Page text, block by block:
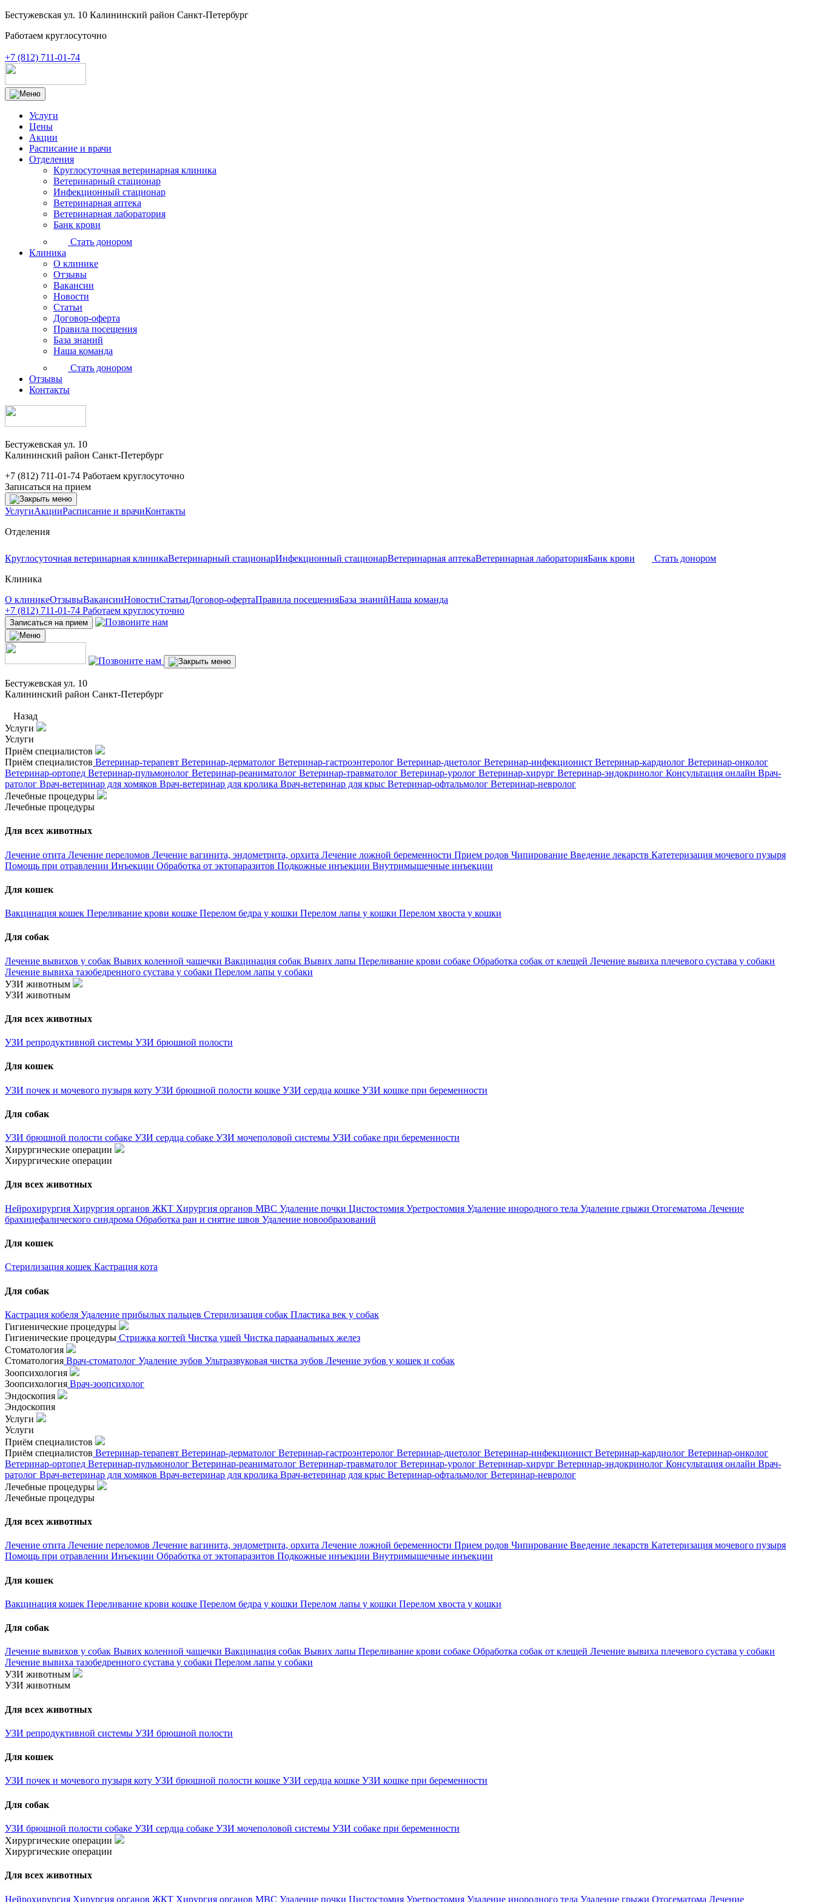
Бестужевская ул. 10 Калининский район Санкт-Петербург
Работаем круглосуточно
+7 (812) 711-01-74
Услуги
Цены
Акции
Расписание и врачи
Отделения
Круглосуточная ветеринарная клиника
Ветеринарный стационар
Инфекционный стационар
Ветеринарная аптека
Ветеринарная лаборатория
Банк крови
Стать донором
Клиника
О клинике
Отзывы
Вакансии
Новости
Статьи
Договор-оферта
Правила посещения
База знаний
Наша команда
Стать донором
Отзывы
Контакты
Бестужевская ул. 10
Калининский район Санкт-Петербург
+7 (812) 711-01-74 Работаем круглосуточно
Записаться на прием
УслугиАкцииРасписание и врачиКонтакты
Отделения
Круглосуточная ветеринарная клиникаВетеринарный стационарИнфекционный стационарВетеринарная аптекаВетеринарная лабораторияБанк крови
Стать донором
Клиника
О клиникеОтзывыВакансииНовостиСтатьиДоговор-офертаПравила посещенияБаза знанийНаша команда
+7 (812) 711-01-74 Работаем круглосуточно
Записаться на прием
Бестужевская ул. 10
Калининский район Санкт-Петербург
Назад
Услуги
Услуги
Приём специалистов
Приём специалистов Ветеринар-терапевт Ветеринар-дерматолог Ветеринар-гастроэнтеролог Ветеринар-диетолог Ветеринар-инфекционист Ветеринар-кардиолог Ветеринар-онколог
Ветеринар-ортопед Ветеринар-пульмонолог Ветеринар-реаниматолог Ветеринар-травматолог Ветеринар-уролог Ветеринар-хирург Ветеринар-эндокринолог Консультация онлайн Врач-
ратолог Врач-ветеринар для хомяков Врач-ветеринар для кролика Врач-ветеринар для крыс Ветеринар-офтальмолог Ветеринар-невролог
Лечебные процедуры
Лечебные процедуры
Для всех животных
Лечение отита Лечение переломов Лечение вагинита, эндометрита, орхита Лечение ложной беременности Прием родов Чипирование Введение лекарств Катетеризация мочевого пузыря
Помощь при отравлении Инъекции Обработка от эктопаразитов Подкожные инъекции Внутримышечные инъекции
Для кошек
Вакцинация кошек Переливание крови кошке Перелом бедра у кошки Перелом лапы у кошки Перелом хвоста у кошки
Для собак
Лечение вывихов у собак Вывих коленной чашечки Вакцинация собак Вывих лапы Переливание крови собаке Обработка собак от клещей Лечение вывиха плечевого сустава у собаки
Лечение вывиха тазобедренного сустава у собаки Перелом лапы у собаки
УЗИ животным
УЗИ животным
Для всех животных
УЗИ репродуктивной системы УЗИ брюшной полости
Для кошек
УЗИ почек и мочевого пузыря коту УЗИ брюшной полости кошке УЗИ сердца кошке УЗИ кошке при беременности
Для собак
УЗИ брюшной полости собаке УЗИ сердца собаке УЗИ мочеполовой системы УЗИ собаке при беременности
Хирургические операции
Хирургические операции
Для всех животных
Нейрохирургия Хирургия органов ЖКТ Хирургия органов МВС Удаление почки Цистостомия Уретростомия Удаление инородного тела Удаление грыжи Отогематома Лечение
брахицефалического синдрома Обработка ран и снятие швов Удаление новообразований
Для кошек
Стерилизация кошек Кастрация кота
Для собак
Кастрация кобеля Удаление прибылых пальцев Стерилизация собак Пластика век у собак
Гигиенические процедуры
Гигиенические процедуры Стрижка когтей Чистка ушей Чистка параанальных желез
Стоматология
Стоматология Врач-стоматолог Удаление зубов Ультразвуковая чистка зубов Лечение зубов у кошек и собак
Зоопсихология
Зоопсихология Врач-зоопсихолог
Эндоскопия
Эндоскопия
Услуги
Услуги
Приём специалистов
Приём специалистов Ветеринар-терапевт Ветеринар-дерматолог Ветеринар-гастроэнтеролог Ветеринар-диетолог Ветеринар-инфекционист Ветеринар-кардиолог Ветеринар-онколог
Ветеринар-ортопед Ветеринар-пульмонолог Ветеринар-реаниматолог Ветеринар-травматолог Ветеринар-уролог Ветеринар-хирург Ветеринар-эндокринолог Консультация онлайн Врач-
ратолог Врач-ветеринар для хомяков Врач-ветеринар для кролика Врач-ветеринар для крыс Ветеринар-офтальмолог Ветеринар-невролог
Лечебные процедуры
Лечебные процедуры
Для всех животных
Лечение отита Лечение переломов Лечение вагинита, эндометрита, орхита Лечение ложной беременности Прием родов Чипирование Введение лекарств Катетеризация мочевого пузыря
Помощь при отравлении Инъекции Обработка от эктопаразитов Подкожные инъекции Внутримышечные инъекции
Для кошек
Вакцинация кошек Переливание крови кошке Перелом бедра у кошки Перелом лапы у кошки Перелом хвоста у кошки
Для собак
Лечение вывихов у собак Вывих коленной чашечки Вакцинация собак Вывих лапы Переливание крови собаке Обработка собак от клещей Лечение вывиха плечевого сустава у собаки
Лечение вывиха тазобедренного сустава у собаки Перелом лапы у собаки
УЗИ животным
УЗИ животным
Для всех животных
УЗИ репродуктивной системы УЗИ брюшной полости
Для кошек
УЗИ почек и мочевого пузыря коту УЗИ брюшной полости кошке УЗИ сердца кошке УЗИ кошке при беременности
Для собак
УЗИ брюшной полости собаке УЗИ сердца собаке УЗИ мочеполовой системы УЗИ собаке при беременности
Хирургические операции
Хирургические операции
Для всех животных
Нейрохирургия Хирургия органов ЖКТ Хирургия органов МВС Удаление почки Цистостомия Уретростомия Удаление инородного тела Удаление грыжи Отогематома Лечение